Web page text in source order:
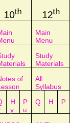
10th 12th
Main
Menu
Study
Materials
of
All
Syllabus
H
y
P
u
Q H P